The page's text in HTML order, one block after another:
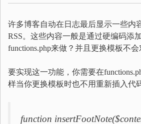
许多博客自动在日志最后显示一些内
RSS。这些内容一般是通过硬编码添
functions.php来做？并且更换模板不会
要实现这一功能，你需要在
样当你更换模板时也不用重新插入代
function